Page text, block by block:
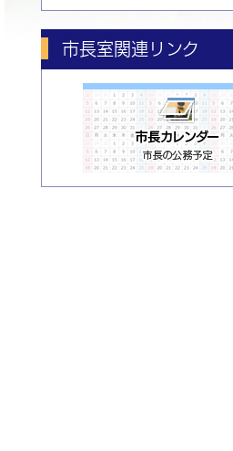
市長室関連リンク